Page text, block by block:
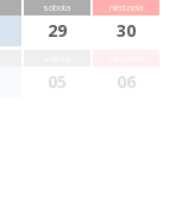
sobota
29
niedziela
30
05 06